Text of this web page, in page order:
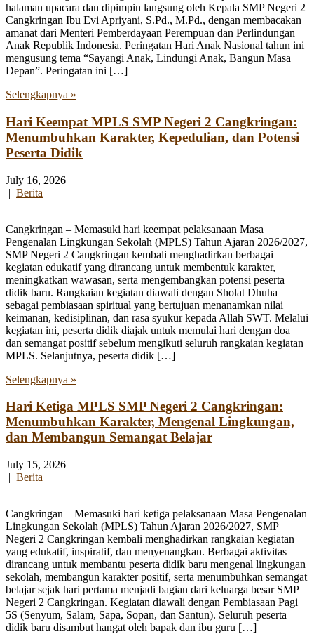
halaman upacara dan dipimpin langsung oleh Kepala SMP Negeri 2
Cangkringan Ibu Evi Apriyani, S.Pd., M.Pd., dengan membacakan
amanat dari Menteri Pemberdayaan Perempuan dan Perlindungan
Anak Republik Indonesia. Peringatan Hari Anak Nasional tahun ini
mengusung tema “Sayangi Anak, Lindungi Anak, Bangun Masa
Depan”. Peringatan ini […]
Selengkapnya »
Hari Keempat MPLS SMP Negeri 2 Cangkringan:
Menumbuhkan Karakter, Kepedulian, dan Potensi
Peserta Didik
July 16, 2026
| Berita
Cangkringan – Memasuki hari keempat pelaksanaan Masa
Pengenalan Lingkungan Sekolah (MPLS) Tahun Ajaran 2026/2027,
SMP Negeri 2 Cangkringan kembali menghadirkan berbagai
kegiatan edukatif yang dirancang untuk membentuk karakter,
meningkatkan wawasan, serta mengembangkan potensi peserta
didik baru. Rangkaian kegiatan diawali dengan Sholat Dhuha
sebagai pembiasaan spiritual yang bertujuan menanamkan nilai
keimanan, kedisiplinan, dan rasa syukur kepada Allah SWT. Melalui
kegiatan ini, peserta didik diajak untuk memulai hari dengan doa
dan semangat positif sebelum mengikuti seluruh rangkaian kegiatan
MPLS. Selanjutnya, peserta didik […]
Selengkapnya »
Hari Ketiga MPLS SMP Negeri 2 Cangkringan:
Menumbuhkan Karakter, Mengenal Lingkungan,
dan Membangun Semangat Belajar
July 15, 2026
| Berita
Cangkringan – Memasuki hari ketiga pelaksanaan Masa Pengenalan
Lingkungan Sekolah (MPLS) Tahun Ajaran 2026/2027, SMP
Negeri 2 Cangkringan kembali menghadirkan rangkaian kegiatan
yang edukatif, inspiratif, dan menyenangkan. Berbagai aktivitas
dirancang untuk membantu peserta didik baru mengenal lingkungan
sekolah, membangun karakter positif, serta menumbuhkan semangat
belajar sejak hari pertama menjadi bagian dari keluarga besar SMP
Negeri 2 Cangkringan. Kegiatan diawali dengan Pembiasaan Pagi
5S (Senyum, Salam, Sapa, Sopan, dan Santun). Seluruh peserta
didik baru disambut hangat oleh bapak dan ibu guru […]